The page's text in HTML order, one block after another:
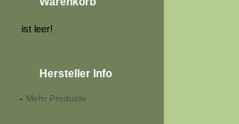
ist leer!
Hersteller Info
- Mehr Produkte